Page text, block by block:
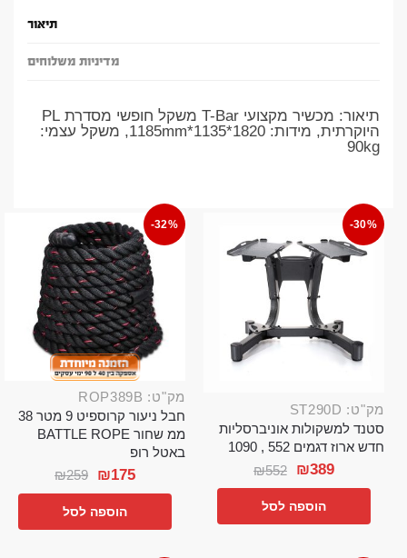
תיאור
מדיניות משלוחים
תיאור: מכשיר מקצועי T-Bar משקל חופשי מסדרת PL
היוקרתית, מידות: 1820*1135*1185mm, משקל עצמי:
90kg
-30%
מק"ט: ST290D
סטנד למשקולות אוניברסליות
חדש ארוז דגמים 552 , 1090
₪552 ₪389
הוספה לסל
-32%
מק"ט: ROP389B
חבל ניעור קרוספיט 9 מטר 38
ממ שחור BATTLE ROPE
באטל רופ
₪259 ₪175
הוספה לסל